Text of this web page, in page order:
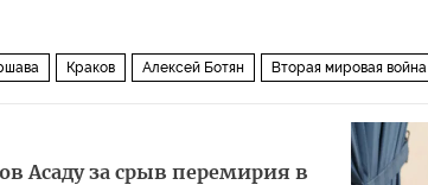
Краков Алексей Ботян Вторая мировая война
Асаду за срыв перемирия в